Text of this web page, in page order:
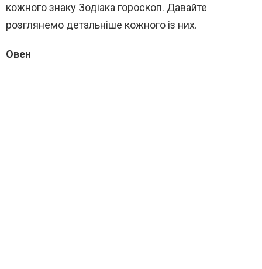
кожного знаку Зодіака гороскоп. Давайте
розглянемо детальніше кожного із них.
Овен